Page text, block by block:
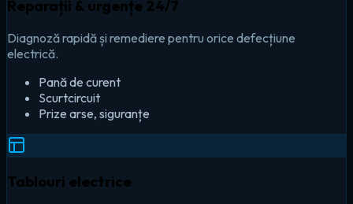
Reparații & urgențe 24/7
Diagnoză rapidă și remediere pentru orice defecțiune
electrică.
Pană de curent
Scurtcircuit
Prize arse, siguranțe
Tablouri electrice